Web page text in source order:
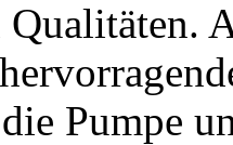
Pumpe